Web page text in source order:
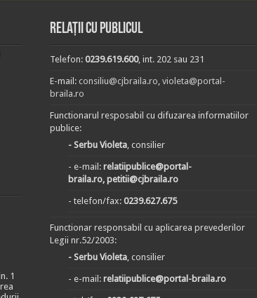
1
Relații cu publicul
Telefon:0239.619.600, int. 202 sau 231
E-mail:consiliu@cjbraila.ro,violeta@portal-
braila.ro
Functionarul resposabil cu difuzarea informatiilor
publice:
- Serbu Violeta, consilier
- e-mail:relatiipublice@portal-
braila.ro, petitii@cjbraila.ro
- telefon/fax:0239.627.675
Functionar responsabil cu aplicarea prevederilor
Legii nr.52/2003:
- Serbu Violeta, consilier
- e-mail:relatiipublice@portal-braila.ro